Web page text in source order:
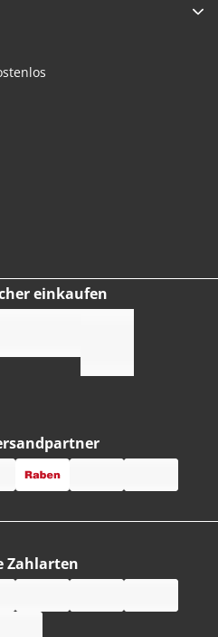
einkaufen
Zahlarten